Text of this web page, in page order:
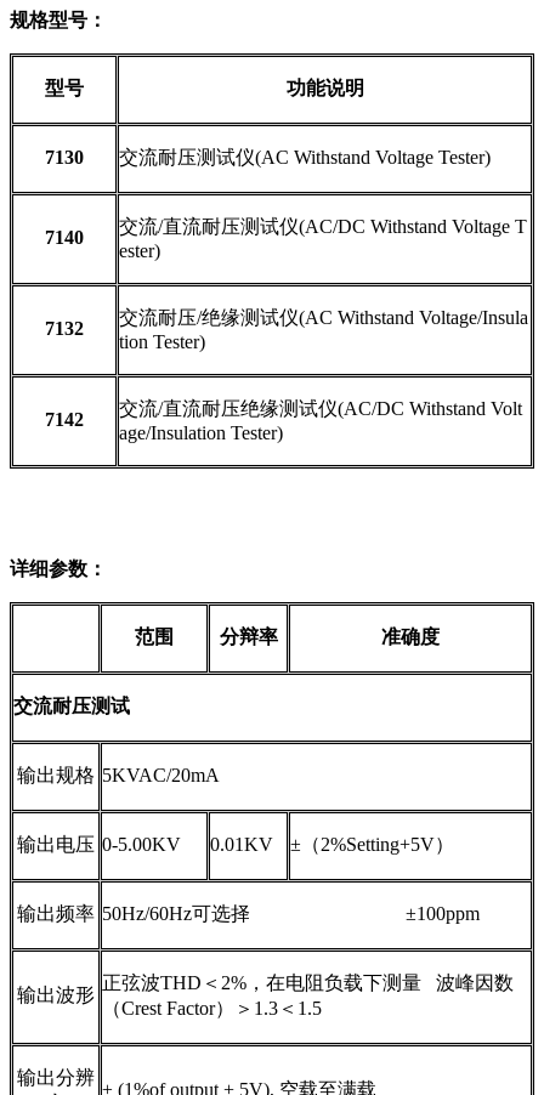
规格型号：
型号 功能说明
7130 交流耐压测试仪(AC Withstand Voltage Tester)
7140
交流/直流耐压测试仪(AC/DC Withstand Voltage T
ester)
7132
交流耐压/绝缘测试仪(AC Withstand Voltage/Insula
tion Tester)
7142
交流/直流耐压绝缘测试仪(AC/DC Withstand Volt
age/Insulation Tester)
详细参数：
范围 分辩率 准确度
交流耐压测试
输出规格 5KVAC/20mA
输出电压 0-5.00KV 0.01KV ± （2%Setting+5V）
输出频率 50Hz/60Hz可选择 ±100ppm
输出波形
正弦波THD ＜ 2% ，在电阻负载下测量
波峰因数
（Crest Factor）＞ 1.3 ＜ 1.5
输出分辨
± (1%of output + 5V), 空载至满载